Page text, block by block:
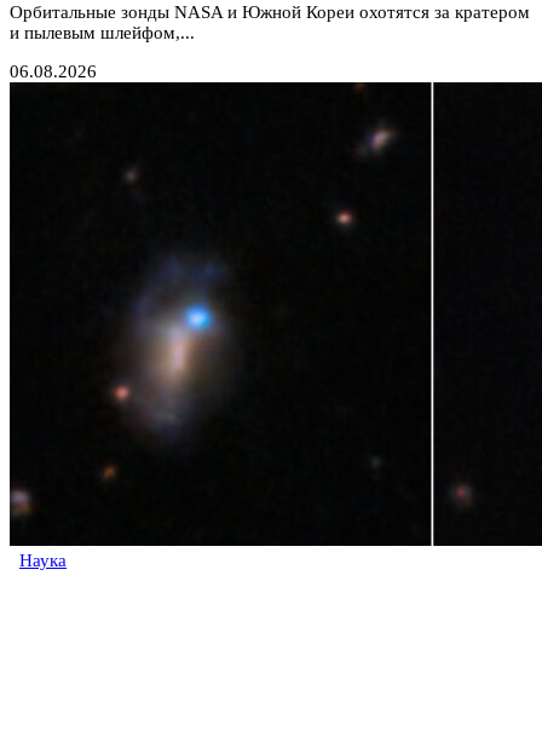
Орбитальные зонды NASA и Южной Кореи охотятся за кратером
и пылевым шлейфом,...
06.08.2026
Наука